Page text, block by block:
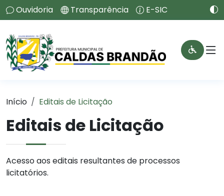
Ouvidoria Transparência E-SIC
Início Editais de Licitação
Editais de Licitação
Acesso aos editais resultantes de processos
licitatórios.